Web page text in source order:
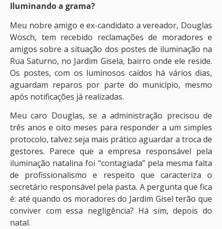
Iluminando a grama?
Meu nobre amigo e ex-candidato a vereador, Douglas
Wosch, tem recebido reclamações de moradores e
amigos sobre a situação dos postes de iluminação na
Rua Saturno, no Jardim Gisela, bairro onde ele reside.
Os postes, com os luminosos caídos há vários dias,
aguardam reparos por parte do município, mesmo
após notificações já realizadas.
Meu caro Douglas, se a administração precisou de
três anos e oito meses para responder a um simples
protocolo, talvez seja mais prático aguardar a troca de
gestores. Parece que a empresa responsável pela
iluminação natalina foi “contagiada” pela mesma falta
de profissionalismo e respeito que caracteriza o
secretário responsável pela pasta. A pergunta que fica
é: até quando os moradores do Jardim Gisel terão que
conviver com essa negligência? Há sim, depois do
natal.